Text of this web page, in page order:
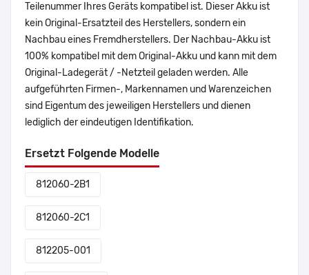
Teilenummer Ihres Geräts kompatibel ist. Dieser Akku ist
kein Original-Ersatzteil des Herstellers, sondern ein
Nachbau eines Fremdherstellers. Der Nachbau-Akku ist
100% kompatibel mit dem Original-Akku und kann mit dem
Original-Ladegerät / -Netzteil geladen werden. Alle
aufgeführten Firmen-, Markennamen und Warenzeichen
sind Eigentum des jeweiligen Herstellers und dienen
lediglich der eindeutigen Identifikation.
Ersetzt Folgende Modelle
812060-2B1
812060-2C1
812205-001